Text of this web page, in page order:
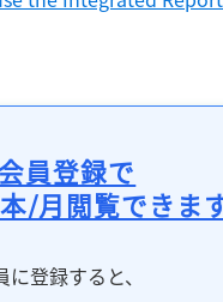
員登録で
/月閲覧できま
登録すると、